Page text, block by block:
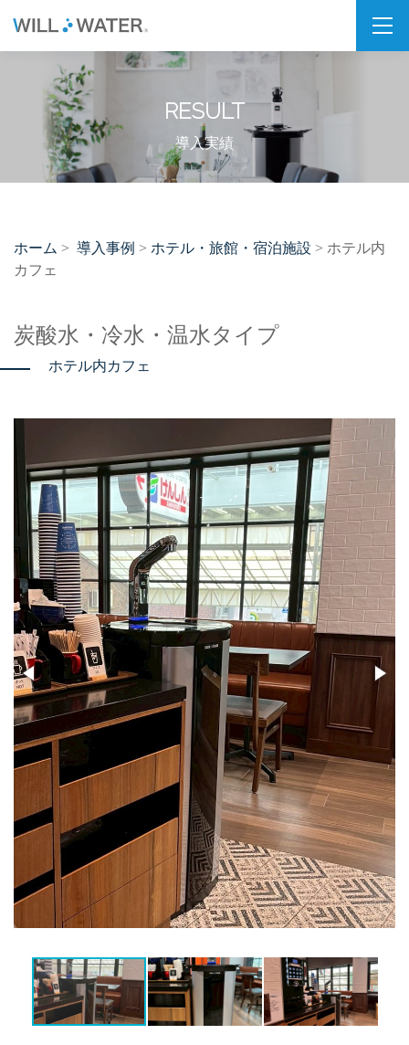
私たちの想い
SDGs
福利厚生
企業情報
拠点・パートナー紹介
PSJシリーズ
PSJ-BASIC
ADXシリーズ / ADX
PSJ PROFESSIONAL
PSJ SEPARATE TYPE
導入ギャラリー
オフィス
ホテル・旅館・宿泊施設
店舗・サロン・クリニックなど
個人宅
メニュー
事例紹介
メディア掲載情報
パートナー募集
お問い合わせ
RESULT
導入実績
ホーム > 導入事例 > ホテル・旅館・宿泊施設 > ホテル内
カフェ
炭酸水・冷水・温水タイプ
ホテル内カフェ